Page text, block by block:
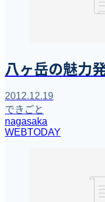
八ヶ岳の魅力
2012.12.19
できごと
nagasaka
WEBTODAY